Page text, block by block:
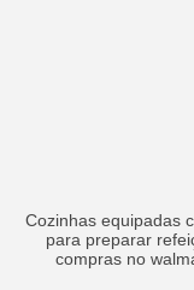
Cozinhas equipadas
para preparar
compras no